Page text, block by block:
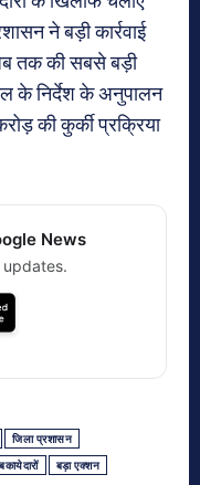
ने बड़ी कार्रवाई
तक की सबसे बड़ी
के निर्देश के अनुपालन
की कुर्की प्रक्रिया
News
updates.
जिला प्रशासन
बकायेदारों बड़ा एक्शन